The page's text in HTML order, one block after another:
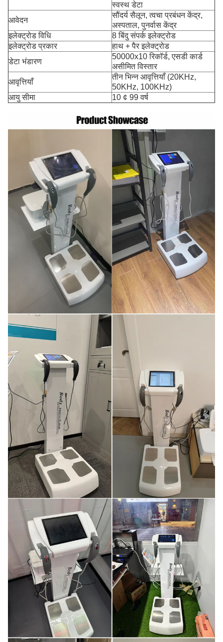
स्वस्थ डेटा
आवेदन
सौंदर्य सैलून, त्वचा प्रबंधन केंद्र,
अस्पताल, पुनर्वास केंद्र
इलेक्ट्रोड विधि
8 बिंदु संपर्क इलेक्ट्रोड
इलेक्ट्रोड प्रकार
हाथ + पैर इलेक्ट्रोड
डेटा भंडारण
50000x10 रिकॉर्ड, एसडी कार्ड
असीमित विस्तार
आवृत्तियाँ
तीन भिन्न आवृत्तियाँ (20KHz,
50KHz, 100KHz)
आयु सीमा
10 ¢ 99 वर्ष